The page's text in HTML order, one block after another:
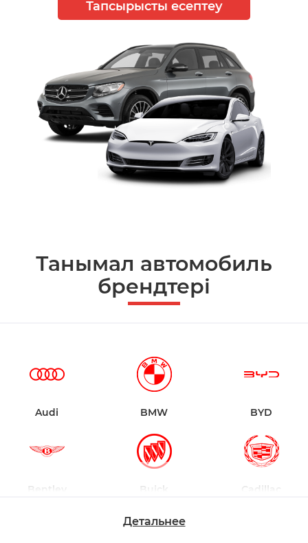
Тапсырысты есептеу
Танымал автомобиль
брендтері
Audi BMW BYD
Bentley Buick Cadillac
Детальнее